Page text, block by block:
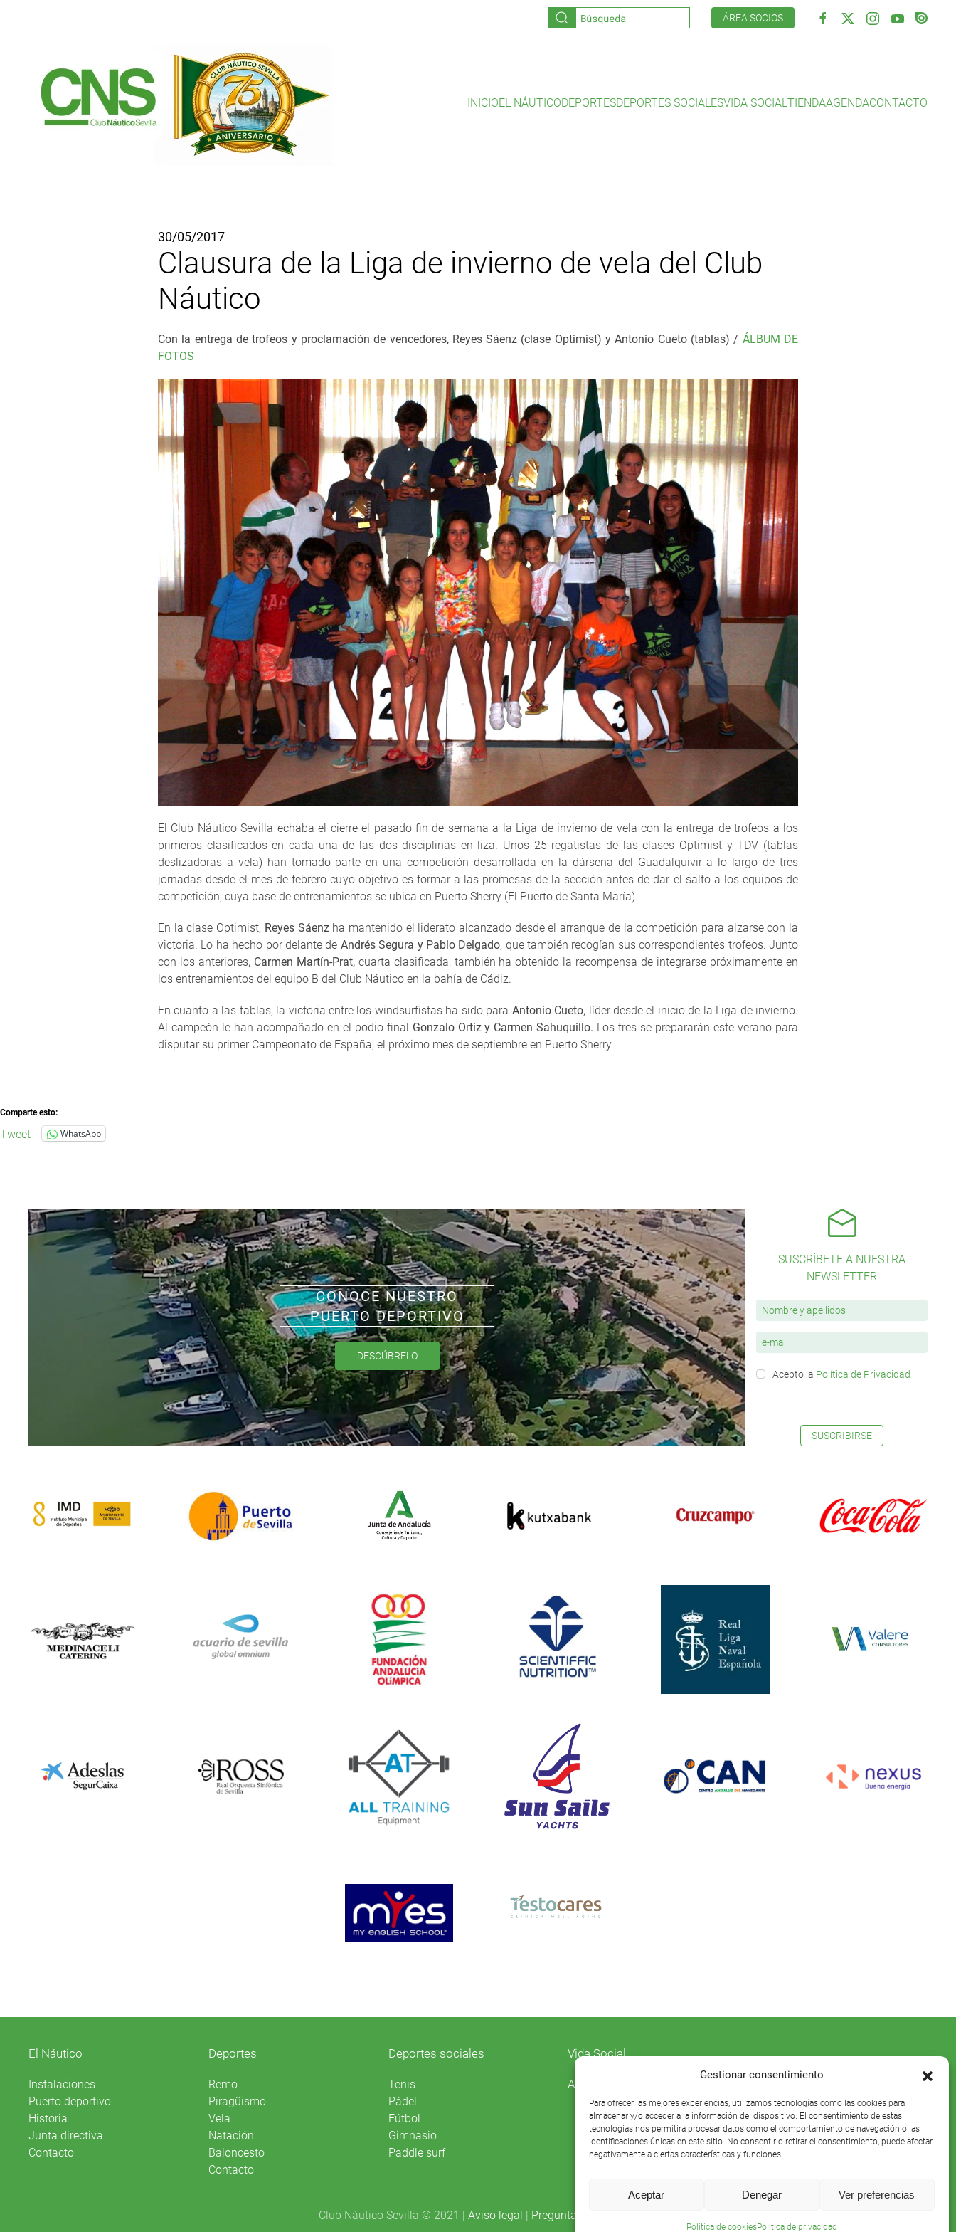
Gestionar consentimiento
Para ofrecer las mejores experiencias, utilizamos tecnologías como las cookies para
almacenar y/o acceder a la información del dispositivo. El consentimiento de estas
tecnologías nos permitirá procesar datos como el comportamiento de navegación o las
identificaciones únicas en este sitio. No consentir o retirar el consentimiento, puede afectar
negativamente a ciertas características y funciones.
Aceptar Denegar Ver preferencias
Política de cookiesPolítica de privacidad
ÁREA SOCIOS
INICIOEL NÁUTICODEPORTESDEPORTES SOCIALESVIDA SOCIALTIENDAAGENDACONTACTO
30/05/2017
Clausura de la Liga de invierno de vela del Club
Náutico
Con la entrega de trofeos y proclamación de vencedores, Reyes Sáenz (clase Optimist) y Antonio Cueto (tablas) / ÁLBUM DE
FOTOS
El Club Náutico Sevilla echaba el cierre el pasado fin de semana a la Liga de invierno de vela con la entrega de trofeos a los
primeros clasificados en cada una de las dos disciplinas en liza. Unos 25 regatistas de las clases Optimist y TDV (tablas
deslizadoras a vela) han tomado parte en una competición desarrollada en la dársena del Guadalquivir a lo largo de tres
jornadas desde el mes de febrero cuyo objetivo es formar a las promesas de la sección antes de dar el salto a los equipos de
competición, cuya base de entrenamientos se ubica en Puerto Sherry (El Puerto de Santa María).
En la clase Optimist, Reyes Sáenzha mantenido el liderato alcanzado desde el arranque de la competición para alzarse con la
victoria. Lo ha hecho por delante de Andrés Segura y Pablo Delgado, que también recogían sus correspondientes trofeos. Junto
con los anteriores, Carmen Martín-Prat,cuarta clasificada, también ha obtenido la recompensa de integrarse próximamente en
los entrenamientos del equipo B del Club Náutico en la bahía de Cádiz.
En cuanto a las tablas, la victoria entre los windsurfistas ha sido para Antonio Cueto, líder desde el inicio de la Liga de invierno.
Al campeón le han acompañado en el podio final Gonzalo Ortiz y Carmen Sahuquillo. Los tres se prepararán este verano para
disputar su primer Campeonato de España, el próximo mes de septiembre en Puerto Sherry.
Comparte esto:
Tweet WhatsApp
CONOCE NUESTRO
PUERTO DEPORTIVO
DESCÚBRELO
SUSCRÍBETE A NUESTRA
NEWSLETTER
Acepto la Política de Privacidad
SUSCRIBIRSE
El Náutico
Instalaciones
Puerto deportivo
Historia
Junta directiva
Contacto
Deportes
Remo
Piragüismo
Vela
Natación
Baloncesto
Contacto
Deportes sociales
Tenis
Pádel
Fútbol
Gimnasio
Paddle surf
Vida Social
Agenda
Club Náutico Sevilla © 2021 | Aviso legal Preguntas frecuentes